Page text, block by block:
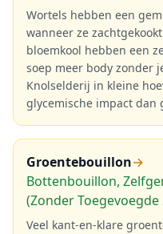
Wortels hebben een
wanneer ze
bloemkool hebben een
soep meer body zonder
Knolselderij in kleine
glycemische impact dan
Groentebouillon→
Bottenbouillon,
(Zonder Toegevoegde
Veel kant-en-klare